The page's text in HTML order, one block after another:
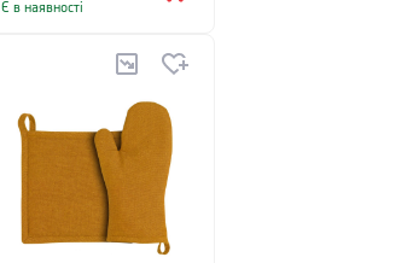
Є в наявності